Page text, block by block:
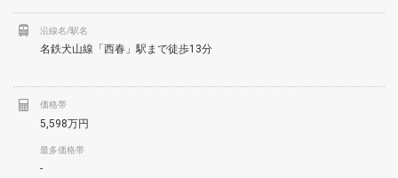
沿線名/駅名
名鉄犬山線「西春」駅まで徒歩13分
価格帯
5,598万円
最多価格帯
-